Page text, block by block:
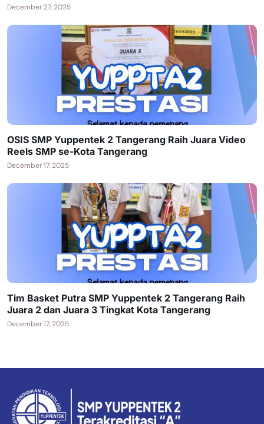
December 27, 2025
OSIS SMP Yuppentek 2 Tangerang Raih Juara Video
Reels SMP se-Kota Tangerang
December 17, 2025
Tim Basket Putra SMP Yuppentek 2 Tangerang Raih
Juara 2 dan Juara 3 Tingkat Kota Tangerang
December 17, 2025